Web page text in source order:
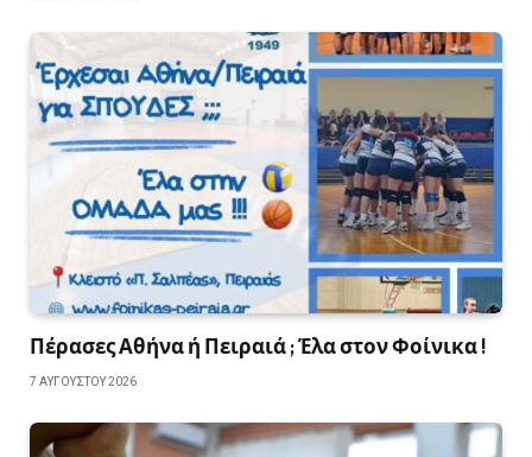
Πέρασες Αθήνα ή Πειραιά ; Έλα στον Φοίνικα !
7 ΑΥΓΟΎΣΤΟΥ 2026